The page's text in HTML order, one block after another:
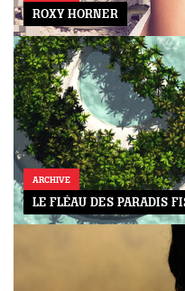
ROXY HORNER
ARCHIVE
LE FLÉAU DES PARADIS